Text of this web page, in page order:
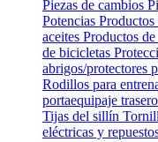
Piezas de cambios
Potencias Productos
aceites Productos
de bicicletas
abrigos/protectores
Rodillos para
portaequipaje
Tijas del sillín
eléctricas y